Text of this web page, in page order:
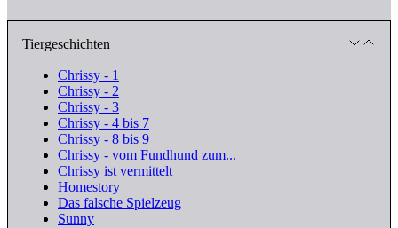
Tiergeschichten
Chrissy - 1
Chrissy - 2
Chrissy - 3
Chrissy - 4 bis 7
Chrissy - 8 bis 9
Chrissy - vom Fundhund zum...
Chrissy ist vermittelt
Homestory
Das falsche Spielzeug
Sunny